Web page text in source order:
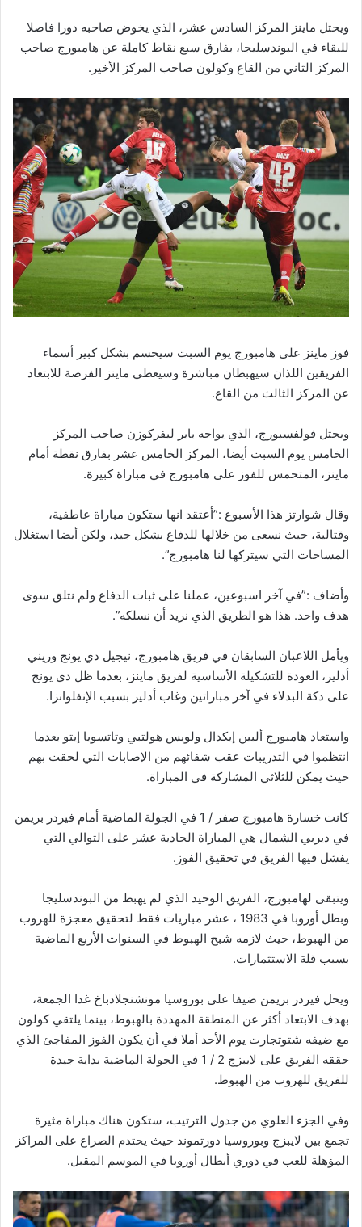
ويحتل ماينز المركز السادس عشر، الذي يخوض صاحبه دورا فاصلا
للبقاء في البوندسليجا، بفارق سبع نقاط كاملة عن هامبورج صاحب
المركز الثاني من القاع وكولون صاحب المركز الأخير.
فوز ماينز على هامبورج يوم السبت سيحسم بشكل كبير أسماء
الفريقين اللذان سيهبطان مباشرة وسيعطي ماينز الفرصة للابتعاد
عن المركز الثالث من القاع.
ويحتل فولفسبورج، الذي يواجه باير ليفركوزن صاحب المركز
الخامس يوم السبت أيضا، المركز الخامس عشر بفارق نقطة أمام
ماينز، المتحمس للفوز على هامبورج في مباراة كبيرة.
وقال شوارتز هذا الأسبوع :”أعتقد انها ستكون مباراة عاطفية،
وقتالية، حيث نسعى من خلالها للدفاع بشكل جيد، ولكن أيضا استغلال
المساحات التي سيتركها لنا هامبورج”.
وأضاف :”في آخر اسبوعين، عملنا على ثبات الدفاع ولم نتلق سوى
هدف واحد. هذا هو الطريق الذي نريد أن نسلكه”.
ويأمل اللاعبان السابقان في فريق هامبورج، نيجيل دي يونج وريني
أدلير، العودة للتشكيلة الأساسية لفريق ماينز، بعدما ظل دي يونج
على دكة البدلاء في آخر مباراتين وغاب أدلير بسبب الإنفلوانزا.
واستعاد هامبورج ألبين إيكدال ولويس هولتبي وتاتسويا إيتو بعدما
انتظموا في التدريبات عقب شفائهم من الإصابات التي لحقت بهم
حيث يمكن للثلاثي المشاركة في المباراة.
كانت خسارة هامبورج صفر / 1 في الجولة الماضية أمام فيردر بريمن
في ديربي الشمال هي المباراة الحادية عشر على التوالي التي
يفشل فيها الفريق في تحقيق الفوز.
ويتبقى لهامبورج، الفريق الوحيد الذي لم يهبط من البوندسليجا
وبطل أوروبا في 1983 ، عشر مباريات فقط لتحقيق معجزة للهروب
من الهبوط، حيث لازمه شبح الهبوط في السنوات الأربع الماضية
بسبب قلة الاستثمارات.
ويحل فيردر بريمن ضيفا على بوروسيا مونشنجلادباخ غدا الجمعة،
بهدف الابتعاد أكثر عن المنطقة المهددة بالهبوط، بينما يلتقي كولون
مع ضيفه شتوتجارت يوم الأحد أملا في أن يكون الفوز المفاجئ الذي
حققه الفريق على لايبزج 2 / 1 في الجولة الماضية بداية جيدة
للفريق للهروب من الهبوط.
وفي الجزء العلوي من جدول الترتيب، ستكون هناك مباراة مثيرة
تجمع بين لايبزج وبوروسيا دورتموند حيث يحتدم الصراع على المراكز
المؤهلة للعب في دوري أبطال أوروبا في الموسم المقبل.